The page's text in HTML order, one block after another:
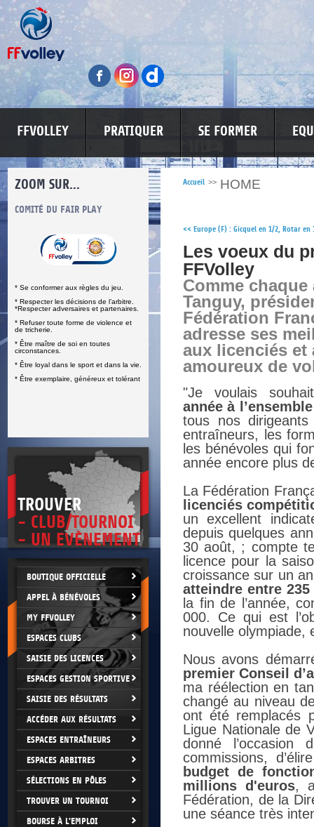
FFVOLLEY PRATIQUER SE FORMER
ZOOM SUR...
COMITÉ DU FAIR PLAY
* Se conformer aux règles du jeu.
* Respecter les décisions de l’arbitre.
*Respecter adversaires et partenaires.
* Refuser toute forme de violence et
de tricherie.
* Être maître de soi en toutes
circonstances.
* Être loyal dans le sport et dans la vie.
* Être exemplaire, généreux et tolérant
LUTTE CONTRE LES VIOLENCES
TROUVER
- CLUB/TOURNOI
- UN EVÈNEMENT
BOUTIQUE OFFICIELLE
APPEL À BÉNÉVOLES
MY FFVOLLEY
ESPACES CLUBS
SAISIE DES LICENCES
ESPACES GESTION SPORTIVE
SAISIE DES RÉSULTATS
ACCÉDER AUX RÉSULTATS
ESPACES ENTRAÎNEURS
ESPACES ARBITRES
SÉLECTIONS EN PÔLES
TROUVER UN TOURNOI
BOURSE À L'EMPLOI
Accueil >> HOME
<< Europe (F) : Gicquel en 1/2, Rotar en
Les voeux du
FFVolley
Comme chaque
Tanguy,
Fédération
adresse ses
aux licenciés et
amoureux de
"Je voulais
année à
tous nos
entraîneurs, les
les bénévoles qui
année encore plus
La Fédération
licenciés
un excellent
depuis quelques
30 août, ; compte
licence pour la
croissance sur un
atteindre entre
la fin de l’année,
000. Ce qui est
nouvelle olympiade,
Nous avons
premier Conseil
ma réélection en
changé au niveau
ont été remplacés
Ligue Nationale de
donné l’occasion
commissions,
budget de
millions d'euros,
Fédération, de la
une séance très